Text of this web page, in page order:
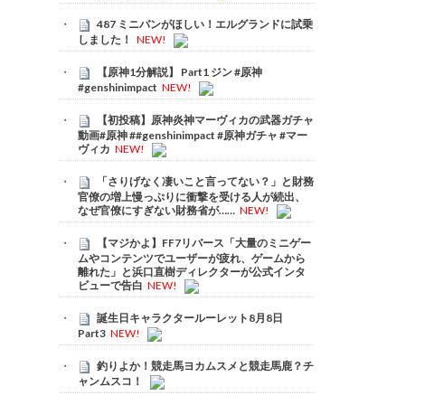
487 ミニバンがほしい！エルグランドに試乗
しました！
NEW!
【原神1分解説】 Part1 ジン #原神
#genshinimpact NEW!
【初投稿】原神炎神マーヴィカの武器ガチャ
動画#原神 ##genshinimpact #原神ガチャ #マー
ヴィカ NEW!
「さりげなく凄いこと言ってない？」と財務
官僚の増上慢っぷりに衝撃を受ける人が続出、
なぜ官僚にすぎない財務省が…… NEW!
【マジかよ】FF7リバース「大量のミニゲー
ムやコンテンツでユーザーが疲れ、ゲームから
離れた」と浜口直樹ディレクターが公式インタ
ビューで告白 NEW!
誕生日キャラクタールーレット8月8日
Part3 NEW!
釣りよか！競走馬ヨカムスメと競走馬鹿？チ
ャンムスコ！